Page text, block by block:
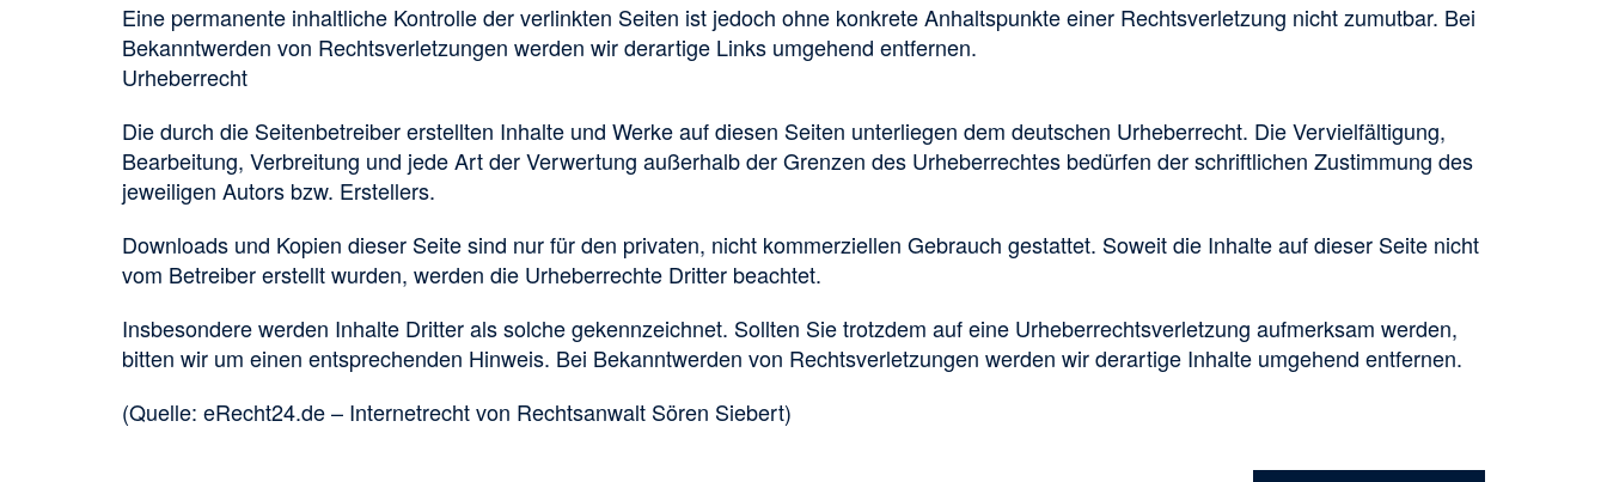
Eine permanente inhaltliche Kontrolle der verlinkten Seiten ist jedoch ohne konkrete Anhaltspunkte einer Rechtsverletzung nicht zumutbar. Bei
Bekanntwerden von Rechtsverletzungen werden wir derartige Links umgehend entfernen.
Urheberrecht
Die durch die Seitenbetreiber erstellten Inhalte und Werke auf diesen Seiten unterliegen dem deutschen Urheberrecht. Die Vervielfältigung,
Bearbeitung, Verbreitung und jede Art der Verwertung außerhalb der Grenzen des Urheberrechtes bedürfen der schriftlichen Zustimmung des
jeweiligen Autors bzw. Erstellers.
Downloads und Kopien dieser Seite sind nur für den privaten, nicht kommerziellen Gebrauch gestattet. Soweit die Inhalte auf dieser Seite nicht
vom Betreiber erstellt wurden, werden die Urheberrechte Dritter beachtet.
Insbesondere werden Inhalte Dritter als solche gekennzeichnet. Sollten Sie trotzdem auf eine Urheberrechtsverletzung aufmerksam werden,
bitten wir um einen entsprechenden Hinweis. Bei Bekanntwerden von Rechtsverletzungen werden wir derartige Inhalte umgehend entfernen.
(Quelle: eRecht24.de – Internetrecht von Rechtsanwalt Sören Siebert)